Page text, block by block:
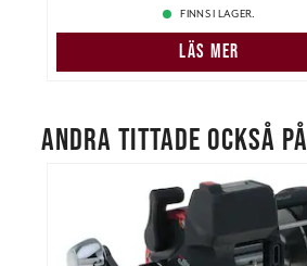
FINNS I LAGER.
LÄS MER
ANDRA TITTADE OCKSÅ PÅ